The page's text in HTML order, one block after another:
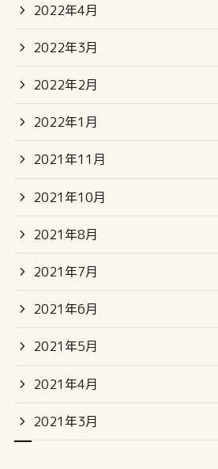
2022年4月
2022年3月
2022年2月
2022年1月
2021年11月
2021年10月
2021年8月
2021年7月
2021年6月
2021年5月
2021年4月
2021年3月